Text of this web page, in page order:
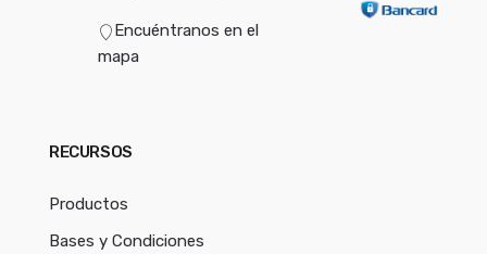
Encuéntranos en el
mapa
RECURSOS
Productos
Bases y Condiciones